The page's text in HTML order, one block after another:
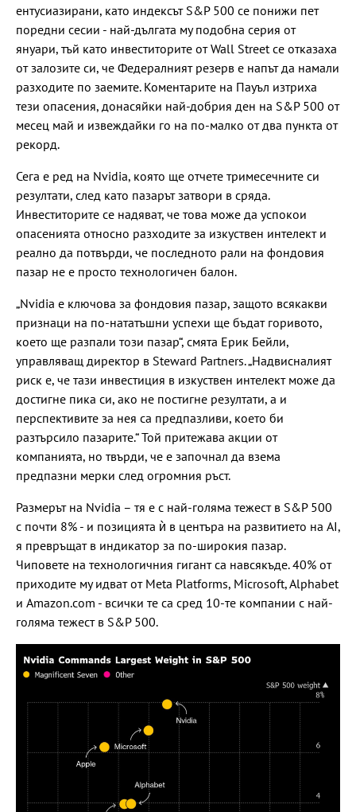
ентусиазирани, като индексът S&P 500 се понижи пет
поредни сесии - най-дългата му подобна серия от
януари, тъй като инвеститорите от Wall Street се отказаха
от залозите си, че Федералният резерв е напът да намали
разходите по заемите. Коментарите на Пауъл изтриха
тези опасения, донасяйки най-добрия ден на S&P 500 от
месец май и извеждайки го на по-малко от два пункта от
рекорд.
Сега е ред на Nvidia, която ще отчете тримесечните си
резултати, след като пазарът затвори в сряда.
Инвеститорите се надяват, че това може да успокои
опасенията относно разходите за изкуствен интелект и
реално да потвърди, че последното рали на фондовия
пазар не е просто технологичен балон.
„Nvidia е ключова за фондовия пазар, защото всякакви
признаци на по-нататъшни успехи ще бъдат горивото,
което ще разпали този пазар“, смята Ерик Бейли,
управляващ директор в Steward Partners. „Надвисналият
риск е, че тази инвестиция в изкуствен интелект може да
достигне пика си, ако не постигне резултати, а и
перспективите за нея са предпазливи, което би
разтърсило пазарите.“ Той притежава акции от
компанията, но твърди, че е започнал да взема
предпазни мерки след огромния ръст.
Размерът на Nvidia – тя е с най-голяма тежест в S&P 500
с почти 8% - и позицията ѝ в центъра на развитието на AI,
я превръщат в индикатор за по-широкия пазар.
Чиповете на технологичния гигант са навсякъде. 40% от
приходите му идват от Meta Platforms, Microsoft, Alphabet
и Amazon.com - всички те са сред 10-те компании с най-
голяма тежест в S&P 500.